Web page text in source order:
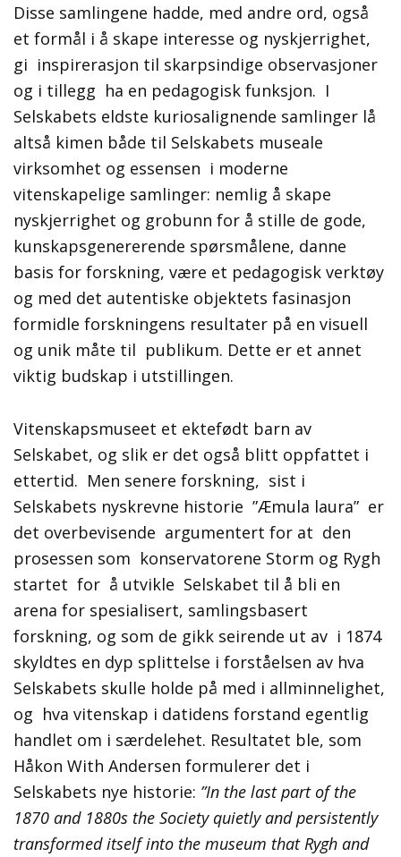
Disse samlingene hadde, med andre ord, også
et formål i å skape interesse og nyskjerrighet,
gi inspirerasjon til skarpsindige observasjoner
og i tillegg ha en pedagogisk funksjon. I
Selskabets eldste kuriosalignende samlinger lå
altså kimen både til Selskabets museale
virksomhet og essensen i moderne
vitenskapelige samlinger: nemlig å skape
nyskjerrighet og grobunn for å stille de gode,
kunskapsgenererende spørsmålene, danne
basis for forskning, være et pedagogisk verktøy
og med det autentiske objektets fasinasjon
formidle forskningens resultater på en visuell
og unik måte til publikum. Dette er et annet
viktig budskap i utstillingen.
Vitenskapsmuseet et ektefødt barn av
Selskabet, og slik er det også blitt oppfattet i
ettertid. Men senere forskning, sist i
Selskabets nyskrevne historie ”Æmula laura” er
det overbevisende argumentert for at den
prosessen som konservatorene Storm og Rygh
startet for å utvikle Selskabet til å bli en
arena for spesialisert, samlingsbasert
forskning, og som de gikk seirende ut av i 1874
skyldtes en dyp splittelse i forståelsen av hva
Selskabets skulle holde på med i allminnelighet,
og hva vitenskap i datidens forstand egentlig
handlet om i særdelehet. Resultatet ble, som
Håkon With Andersen formulerer det i
Selskabets nye historie: ”In the last part of the
1870 and 1880s the Society quietly and persistently
transformed itself into the museum that Rygh and